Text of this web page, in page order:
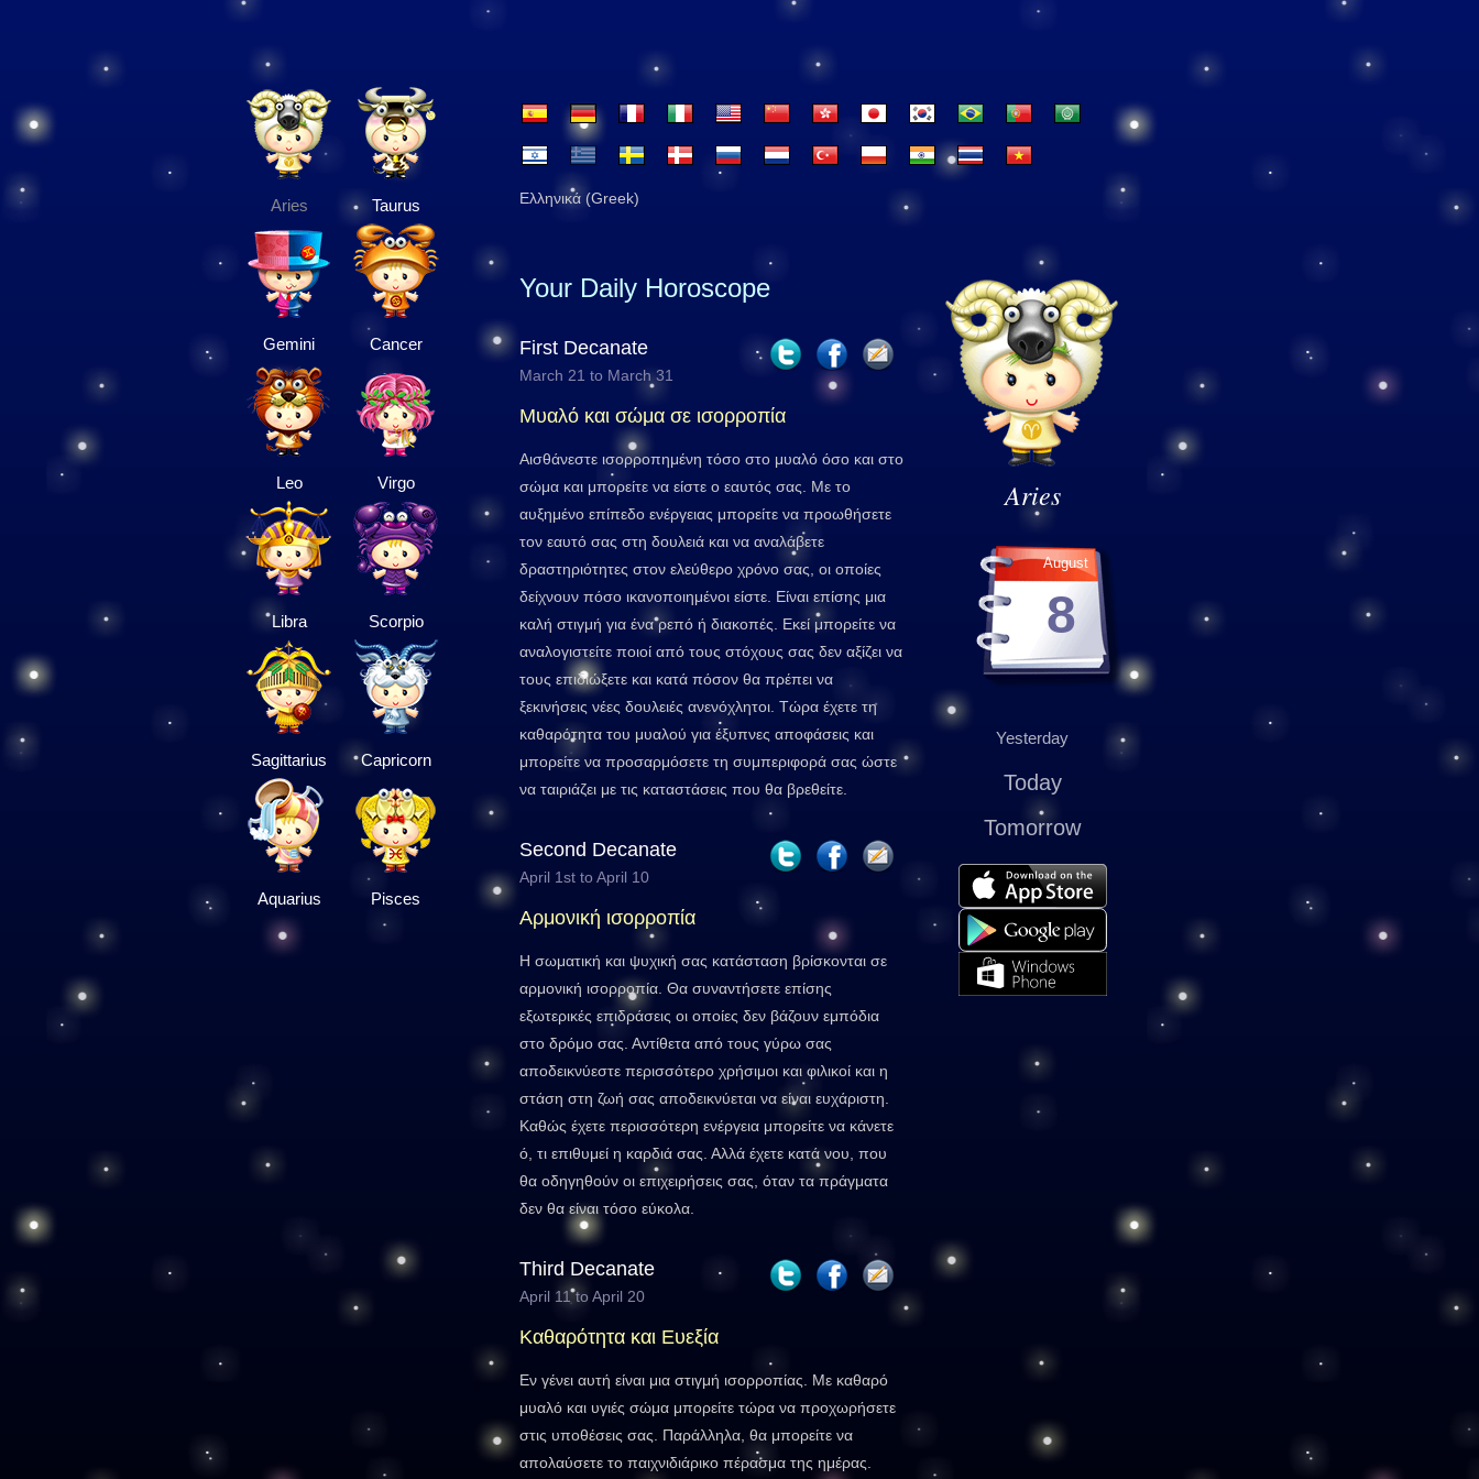
Aries Taurus
Gemini Cancer
Leo Virgo
Libra Scorpio
Sagittarius Capricorn
Aquarius Pisces
Ελληνικά (Greek)
Aries
August
8
Yesterday
Today
Tomorrow
Your Daily Horoscope
First Decanate
March 21 to March 31
Μυαλό και σώμα σε ισορροπία
Αισθάνεστε ισορροπημένη τόσο στο μυαλό όσο και στο
σώμα και μπορείτε να είστε ο εαυτός σας. Με το
αυξημένο επίπεδο ενέργειας μπορείτε να προωθήσετε
τον εαυτό σας στη δουλειά και να αναλάβετε
δραστηριότητες στον ελεύθερο χρόνο σας, οι οποίες
δείχνουν πόσο ικανοποιημένοι είστε. Είναι επίσης μια
καλή στιγμή για ένα ρεπό ή διακοπές. Εκεί μπορείτε να
αναλογιστείτε ποιοί από τους στόχους σας δεν αξίζει να
τους επιδιώξετε και κατά πόσον θα πρέπει να
ξεκινήσεις νέες δουλειές ανενόχλητοι. Τώρα έχετε τη
καθαρότητα του μυαλού για έξυπνες αποφάσεις και
μπορείτε να προσαρμόσετε τη συμπεριφορά σας ώστε
να ταιριάζει με τις καταστάσεις που θα βρεθείτε.
Second Decanate
April 1st to April 10
Αρμονική ισορροπία
Η σωματική και ψυχική σας κατάσταση βρίσκονται σε
αρμονική ισορροπία. Θα συναντήσετε επίσης
εξωτερικές επιδράσεις οι οποίες δεν βάζουν εμπόδια
στο δρόμο σας. Αντίθετα από τους γύρω σας
αποδεικνύεστε περισσότερο χρήσιμοι και φιλικοί και η
στάση στη ζωή σας αποδεικνύεται να είναι ευχάριστη.
Καθώς έχετε περισσότερη ενέργεια μπορείτε να κάνετε
ό, τι επιθυμεί η καρδιά σας. Αλλά έχετε κατά νου, που
θα οδηγηθούν οι επιχειρήσεις σας, όταν τα πράγματα
δεν θα είναι τόσο εύκολα.
Third Decanate
April 11 to April 20
Καθαρότητα και Ευεξία
Εν γένει αυτή είναι μια στιγμή ισορροπίας. Με καθαρό
μυαλό και υγιές σώμα μπορείτε τώρα να προχωρήσετε
στις υποθέσεις σας. Παράλληλα, θα μπορείτε να
απολαύσετε το παιχνιδιάρικο πέρασμα της ημέρας.